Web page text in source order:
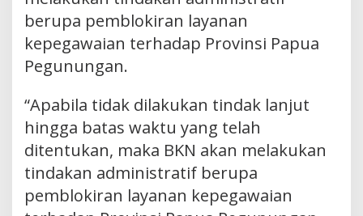
berupa pemblokiran layanan
kepegawaian terhadap Provinsi Papua
Pegunungan.
“Apabila tidak dilakukan tindak lanjut
hingga batas waktu yang telah
ditentukan, maka BKN akan melakukan
tindakan administratif berupa
pemblokiran layanan kepegawaian